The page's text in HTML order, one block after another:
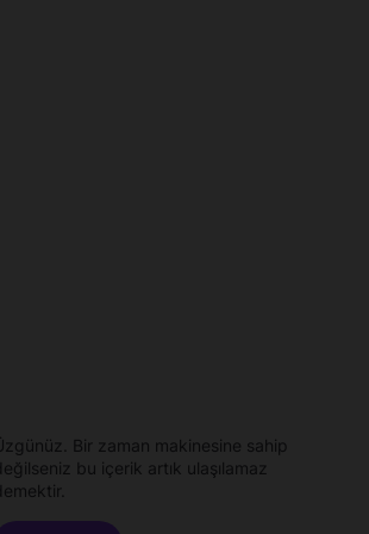
Bir zaman makinesine sahip
bu içerik artık ulaşılamaz